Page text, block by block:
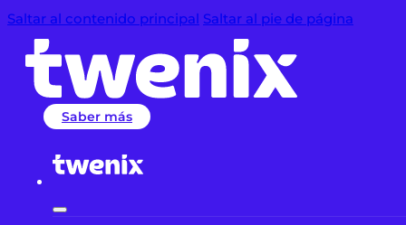
Saltar al contenido principal Saltar al pie de página
Saber más